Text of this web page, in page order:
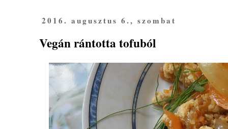
2016. augusztus 6., szombat
Vegán rántotta tofuból